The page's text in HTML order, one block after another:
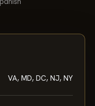
VA, MD, DC, NJ, NY